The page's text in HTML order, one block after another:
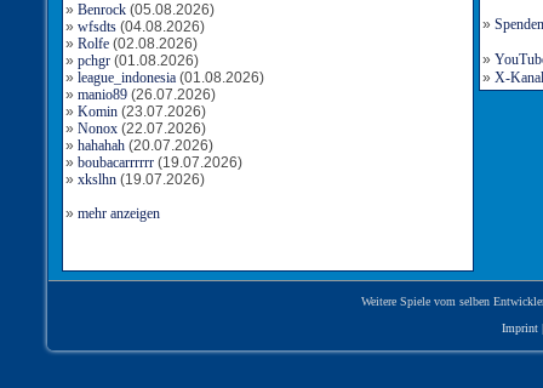
» Benrock (05.08.2026)
» wfsdts (04.08.2026)
» Rolfe (02.08.2026)
» pchgr (01.08.2026)
» league_indonesia (01.08.2026)
» manio89 (26.07.2026)
» Komin (23.07.2026)
» Nonox (22.07.2026)
» hahahah (20.07.2026)
» boubacarrrrrr (19.07.2026)
» xkslhn (19.07.2026)
» mehr anzeigen
» Spenden
»
» X-
Weitere Spiele vom selben
Imprint